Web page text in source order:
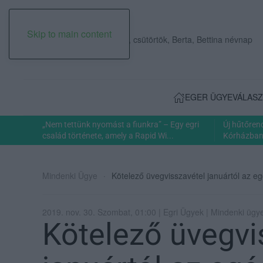
Skip to main content
2026. augusztus 06., csütörtök, Berta, Bettina névnap
EGER ÜGYE
„Nem tettünk nyomást a fiunkra” – Egy egri
család története, amely a Rapid Wi...
Új
Mindenki Ügye Kötelező üvegvisszavétel januártól az
2019. nov. 30. Szombat, 01:00 | Egri Ügyek | Mindenki
Kötelező